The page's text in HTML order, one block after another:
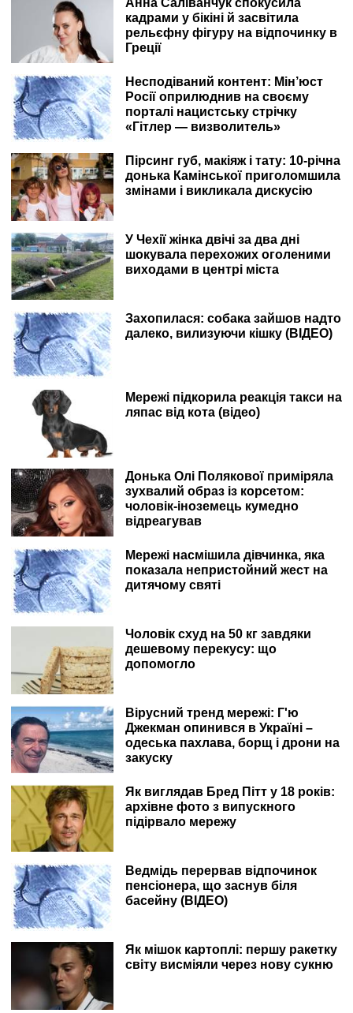
Анна Саліванчук спокусила
кадрами у бікіні й засвітила
рельєфну фігуру на відпочинку в
Греції
Несподіваний контент: Мін’юст
Росії оприлюднив на своєму
порталі нацистську стрічку
«Гітлер — визволитель»
Пірсинг губ, макіяж і тату: 10-річна
донька Камінської приголомшила
змінами і викликала дискусію
У Чехії жінка двічі за два дні
шокувала перехожих оголеними
виходами в центрі міста
Захопилася: собака зайшов надто
далеко, вилизуючи кішку (ВІДЕО)
Мережі підкорила реакція такси на
ляпас від кота (відео)
Донька Олі Полякової приміряла
зухвалий образ із корсетом:
чоловік-іноземець кумедно
відреагував
Мережі насмішила дівчинка, яка
показала непристойний жест на
дитячому святі
Чоловік схуд на 50 кг завдяки
дешевому перекусу: що
допомогло
Вірусний тренд мережі: Г'ю
Джекман опинився в Україні –
одеська пахлава, борщ і дрони на
закуску
Як виглядав Бред Пітт у 18 років:
архівне фото з випускного
підірвало мережу
Ведмідь перервав відпочинок
пенсіонера, що заснув біля
басейну (ВІДЕО)
Як мішок картоплі: першу ракетку
світу висміяли через нову сукню